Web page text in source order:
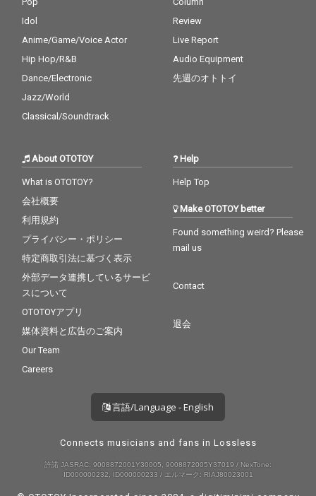
Idol
Anime/Game/Voice Actor
Hip Hop/R&B
Dance/Electronic
Jazz/World
Classical/Soundtrack
Review
Live Report
Audio Equipment
先週のオトトイ
About OTOTOY
What is OTOTOY?
会社概要
利用規約
プライバシー・ポリシー
特定商取引法に基づく表示
外部データ連携しているサービ
スについて
OTOTOYアプリ
媒体資料と広告のご案内
Our Team
Careers
Help
Help Top
Make OTOTOY better
Found something weird? Please
mail us
Contact
退会
言語/Language - English
Connects musicians and fans in Lossless
許諾 JASRAC: 9008872001Y30005, 9008872005Y37019 / NexTone:
ID000000232, ID000000233 / エルマーク: RIAJ80023001